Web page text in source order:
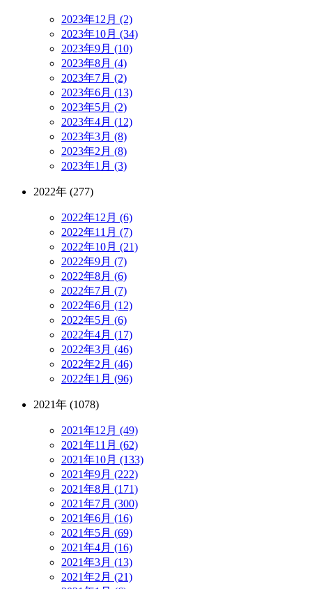
2023年12月 (2)
2023年10月 (34)
2023年9月 (10)
2023年8月 (4)
2023年7月 (2)
2023年6月 (13)
2023年5月 (2)
2023年4月 (12)
2023年3月 (8)
2023年2月 (8)
2023年1月 (3)
2022年 (277)
2022年12月 (6)
2022年11月 (7)
2022年10月 (21)
2022年9月 (7)
2022年8月 (6)
2022年7月 (7)
2022年6月 (12)
2022年5月 (6)
2022年4月 (17)
2022年3月 (46)
2022年2月 (46)
2022年1月 (96)
2021年 (1078)
2021年12月 (49)
2021年11月 (62)
2021年10月 (133)
2021年9月 (222)
2021年8月 (171)
2021年7月 (300)
2021年6月 (16)
2021年5月 (69)
2021年4月 (16)
2021年3月 (13)
2021年2月 (21)